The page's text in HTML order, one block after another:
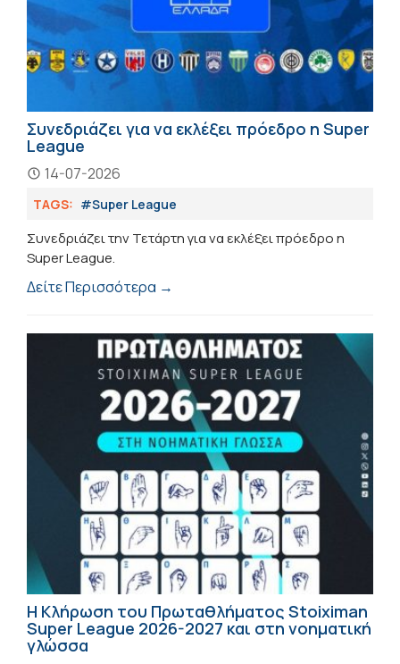
Συνεδριάζει για να εκλέξει πρόεδρο η Super
League
14-07-2026
TAGS: #Super League
Συνεδριάζει την Τετάρτη για να εκλέξει πρόεδρο η
Super League.
Δείτε Περισσότερα →
Η Κλήρωση του Πρωταθλήματος Stoiximan
Super League 2026-2027 και στη νοηματική
γλώσσα